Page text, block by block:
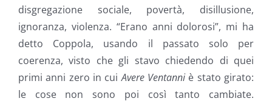
disgregazione sociale, povertà, disillusione,
ignoranza, violenza. “Erano anni dolorosi”, mi ha
detto Coppola, usando il passato solo per
coerenza, visto che gli stavo chiedendo di quei
primi anni zero in cuiAvere Ventanni è stato girato:
le cose non sono poi così tanto cambiate.